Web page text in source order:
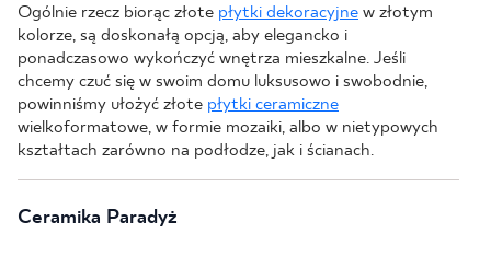
Ogólnie rzecz biorąc złote płytki dekoracyjne w złotym
kolorze, są doskonałą opcją, aby elegancko i
ponadczasowo wykończyć wnętrza mieszkalne. Jeśli
chcemy czuć się w swoim domu luksusowo i swobodnie,
powinniśmy ułożyć złote płytki ceramiczne
wielkoformatowe, w formie mozaiki, albo w nietypowych
kształtach zarówno na podłodze, jak i ścianach.
Ceramika Paradyż